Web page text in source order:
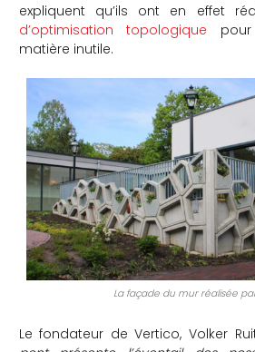
expliquent qu’ils ont en effet
d’optimisation topologique
matière inutile.
La façade du mur réalisée
Le fondateur de Vertico, Volker